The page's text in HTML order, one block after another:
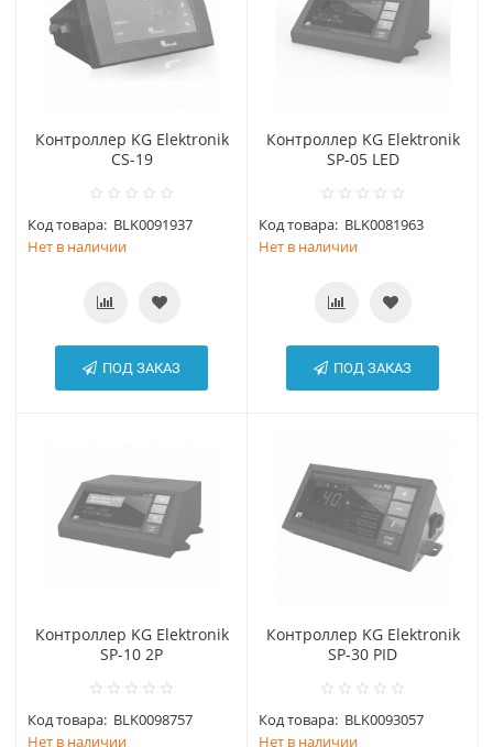
Контроллер KG Elektronik
CS-19
Код товара: BLK0091937
Нет в наличии
ПОД ЗАКАЗ
Контроллер KG Elektronik
SP-05 LED
Код товара: BLK0081963
Нет в наличии
ПОД ЗАКАЗ
Контроллер KG Elektronik
SP-10 2P
Код товара: BLK0098757
Нет в наличии
Контроллер KG Elektronik
SP-30 PID
Код товара: BLK0093057
Нет в наличии